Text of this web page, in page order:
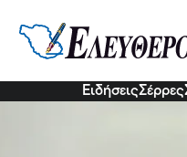
ΕιδήσειςΣέρρες
Μπασινάς
23 Μαΐ 2026, 18:35